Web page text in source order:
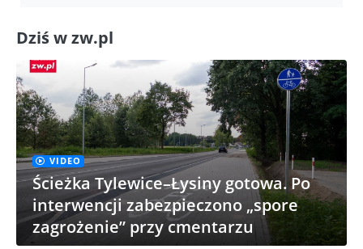
Dziś w zw.pl
VIDEO
Ścieżka Tylewice–Łysiny gotowa. Po
interwencji zabezpieczono „spore
zagrożenie” przy cmentarzu